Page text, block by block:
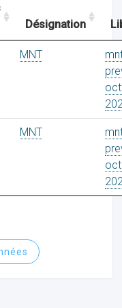
Désignation
MNT
MNT